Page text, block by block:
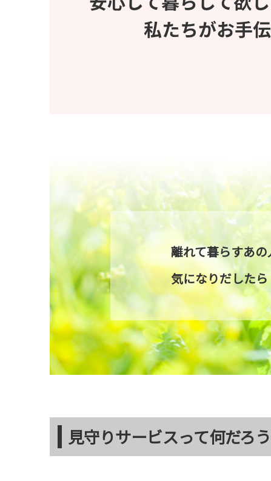
離れて暮らすあ
気になりだしたら
見守りサービスって何だろ